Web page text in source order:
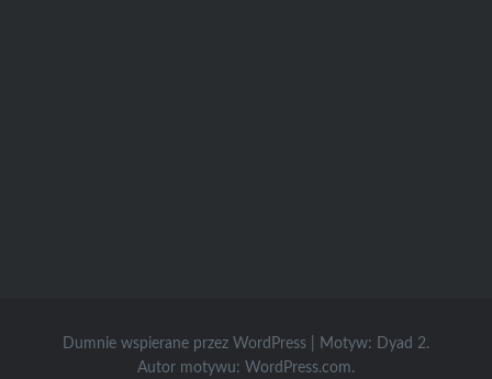
Dumnie wspierane przez WordPress
Motyw: Dyad 2.
Autor motywu: WordPress.com.